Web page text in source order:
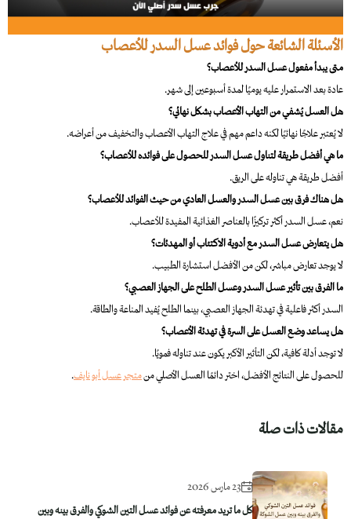
الأسئلة الشائعة حول فوائد عسل السدر للأعصاب
متى يبدأ مفعول عسل السدر للأعصاب؟
عادة بعد الاستمرار عليه يوميًا لمدة أسبوعين إلى شهر.
هل العسل يُشفي من التهاب الأعصاب بشكل نهائي؟
لا يُعتبر علاجًا نهائيًا لكنه داعم مهم في علاج التهاب الأعصاب والتخفيف من أعراضه.
ما هي أفضل طريقة لتناول عسل السدر للحصول على فوائده للأعصاب؟
أفضل طريقة هي تناوله على الريق.
هل هناك فرق بين عسل السدر والعسل العادي من حيث الفوائد للأعصاب؟
نعم، عسل السدر أكثر تركيزًا بالعناصر الغذائية المفيدة للأعصاب.
هل يتعارض عسل السدر مع أدوية الاكتئاب أو المهدئات؟
لا يوجد تعارض مباشر، لكن من الأفضل استشارة الطبيب.
ما الفرق بين تأثير عسل السدر وعسل الطلح على الجهاز العصبي؟
السدر أكثر فاعلية في تهدئة الجهاز العصبي، بينما الطلح يُفيد المناعة والطاقة.
هل يساعد وضع العسل على السرة في تهدئة الأعصاب؟
لا توجد أدلة كافية، لكن التأثير الأكبر يكون عند تناوله فمويًا.
للحصول على النتائج الأفضل، اختر دائمًا العسل الأصلي منمتجر عسل أبو نايف.
مقالات ذات صلة
23 مارس 2026
كل ما تريد معرفته عن فوائد عسل التين الشوكي والفرق بينه وبين